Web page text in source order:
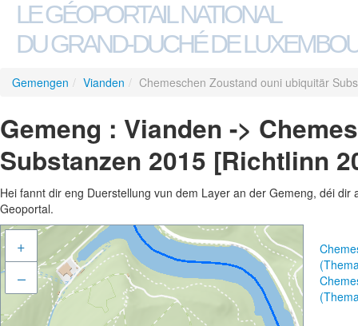
LE GÉOPORTAIL NATIONAL
DU GRAND-DUCHÉ DE
Gemengen / Vianden / Chemeschen Zoustand ouni ubiquitär
Gemeng : Vianden ->
Substanzen 2015 [Richtlinn
Hei fannt dir eng Duerstellung vun dem Layer an der Gemeng, déi
Geoportal.
+
–